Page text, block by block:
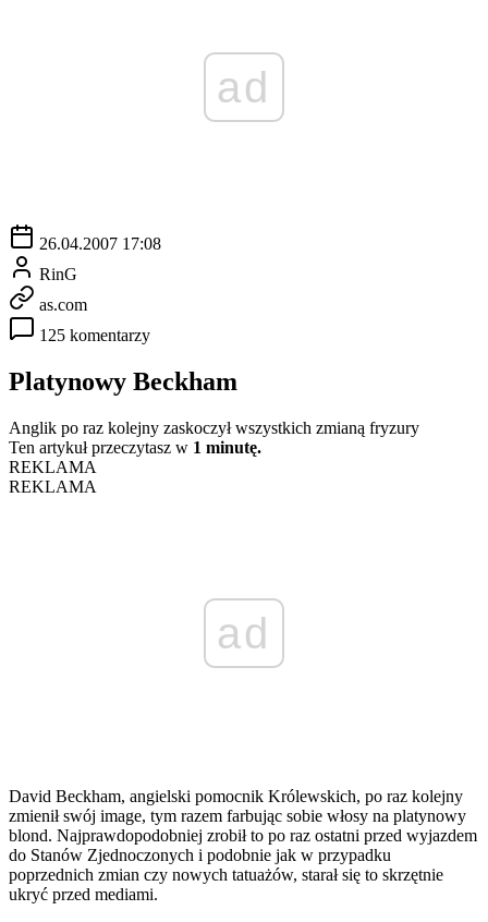
ad
26.04.2007 17:08
RinG
as.com
125 komentarzy
Platynowy Beckham
Anglik po raz kolejny zaskoczył wszystkich zmianą fryzury
Ten artykuł przeczytasz w 1 minutę.
REKLAMA
REKLAMA
ad
David Beckham, angielski pomocnik Królewskich, po raz kolejny
zmienił swój image, tym razem farbując sobie włosy na platynowy
blond. Najprawdopodobniej zrobił to po raz ostatni przed wyjazdem
do Stanów Zjednoczonych i podobnie jak w przypadku
poprzednich zmian czy nowych tatuażów, starał się to skrzętnie
ukryć przed mediami.